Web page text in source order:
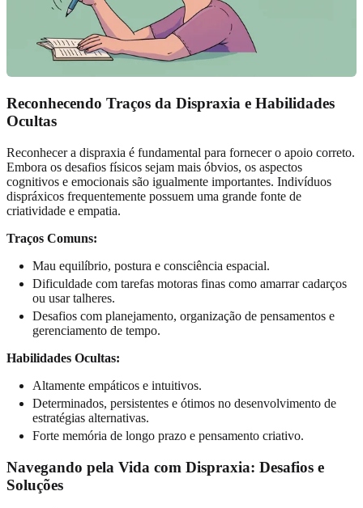
Reconhecendo Traços da Dispraxia e Habilidades
Ocultas
Reconhecer a dispraxia é fundamental para fornecer o apoio correto.
Embora os desafios físicos sejam mais óbvios, os aspectos
cognitivos e emocionais são igualmente importantes. Indivíduos
dispráxicos frequentemente possuem uma grande fonte de
criatividade e empatia.
Traços Comuns:
Mau equilíbrio, postura e consciência espacial.
Dificuldade com tarefas motoras finas como amarrar cadarços
ou usar talheres.
Desafios com planejamento, organização de pensamentos e
gerenciamento de tempo.
Habilidades Ocultas:
Altamente empáticos e intuitivos.
Determinados, persistentes e ótimos no desenvolvimento de
estratégias alternativas.
Forte memória de longo prazo e pensamento criativo.
Navegando pela Vida com Dispraxia: Desafios e
Soluções